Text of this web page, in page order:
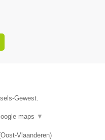
Gewest.
maps ▼
Oost-Vlaanderen)